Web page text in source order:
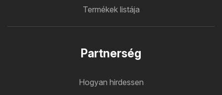
Termékek listája
Partnerség
Hogyan hirdessen